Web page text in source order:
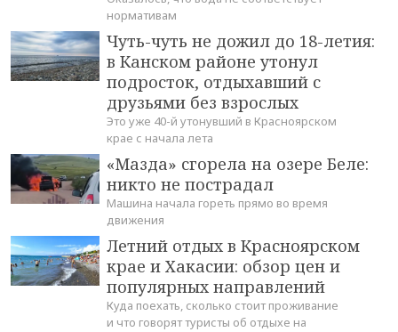
нормативам
Чуть-чуть не дожил до 18-летия:
в Канском районе утонул
подросток, отдыхавший с
друзьями без взрослых
Это уже 40-й утонувший в Красноярском
крае с начала лета
«Мазда» сгорела на озере Беле:
никто не пострадал
Машина начала гореть прямо во время
движения
Летний отдых в Красноярском
крае и Хакасии: обзор цен и
популярных направлений
Куда поехать, сколько стоит проживание
и что говорят туристы об отдыхе на